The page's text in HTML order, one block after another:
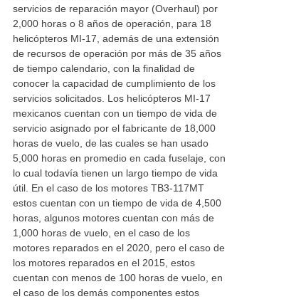
servicios de reparación mayor (Overhaul) por
2,000 horas o 8 años de operación, para 18
helicópteros MI-17, además de una extensión
de recursos de operación por más de 35 años
de tiempo calendario, con la finalidad de
conocer la capacidad de cumplimiento de los
servicios solicitados. Los helicópteros MI-17
mexicanos cuentan con un tiempo de vida de
servicio asignado por el fabricante de 18,000
horas de vuelo, de las cuales se han usado
5,000 horas en promedio en cada fuselaje, con
lo cual todavía tienen un largo tiempo de vida
útil. En el caso de los motores TB3-117MT
estos cuentan con un tiempo de vida de 4,500
horas, algunos motores cuentan con más de
1,000 horas de vuelo, en el caso de los
motores reparados en el 2020, pero el caso de
los motores reparados en el 2015, estos
cuentan con menos de 100 horas de vuelo, en
el caso de los demás componentes estos